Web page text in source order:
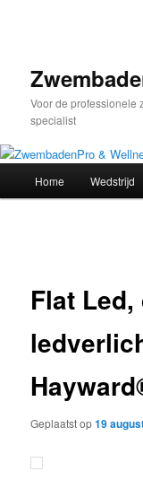
inhoud
Voor de professionele
specialist
Home Wedstrijd
Flat
Geplaatst op19